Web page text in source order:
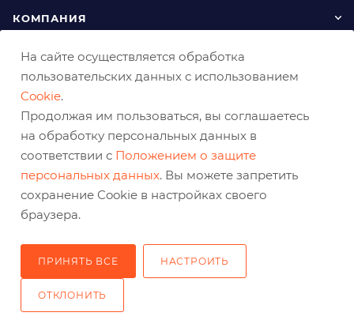
КОМПАНИЯ
КАК ЗАКАЗАТЬ
+7 (800) 333-03-32
baz@belabraziv.ru
ул. Михайловское шоссе, 2а
На сайте осуществляется обработка
пользовательских данных с использованием
Cookie.
Продолжая им пользоваться, вы соглашаетесь
на обработку персональных данных в
соответствии с Положением о защите
персональных данных. Вы можете запретить
сохранение Cookie в настройках своего
браузера.
ПРИНЯТЬ ВСЕ НАСТРОИТЬ
ОТКЛОНИТЬ